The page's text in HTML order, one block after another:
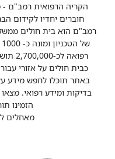
הקריה הרפואית רמב"ם -
חוברים יחדיו לקידום
רמב"ם הוא בית חולים
כבית חולים על אזורי עבור 12 בתי חולים בצפון מדינת ישראל.
באתר תוכלו לחפש מידע
בדיקות ומידע רפואי.
הזמינו
מאחלים